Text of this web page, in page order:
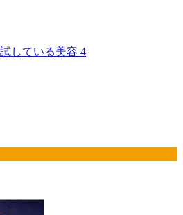
している美容 4